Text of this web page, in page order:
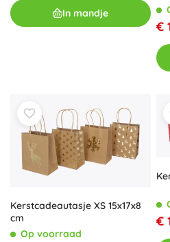
In mandje
€
Kerstcadeautasje XS 15x17x8
cm
Op voorraad
€